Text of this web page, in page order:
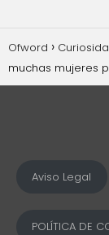
Ofword
muchas mujeres
Aviso Legal
POLÍTICA DE